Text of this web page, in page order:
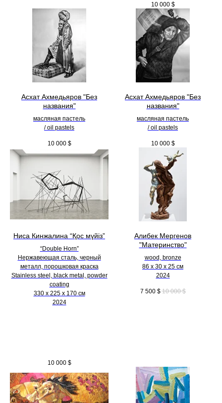
10 000 $
Асхат Ахмедьяров "Без
названия"
масляная пастель
/ oil pastels
10 000 $
Асхат Ахмедьяров "Без
названия"
масляная пастель
/ oil pastels
10 000 $
Ниса Кинжалина “Қос мүйіз”
“Double Horn”
Нержавеющая сталь, черный
металл, порошковая краска
Stainless steel, black metal, powder
coating
330 х 225 х 170 см
2024
10 000 $
Алибек Мергенов
"Материнство"
wood, bronze
86 х 30 х 25 см
2024
7 500 $ 10 000 $